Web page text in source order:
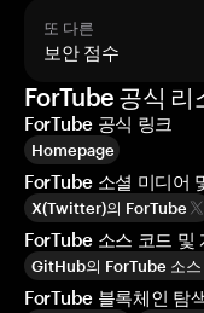
또 다른
보안 점수
ForTube 공식 리
ForTube 공식 링크
Homepage
ForTube 소셜 미디어
X(Twitter)의 ForTube
ForTube 소스 코드 및
GitHub의 ForTube 소스
ForTube 블록체인 탐